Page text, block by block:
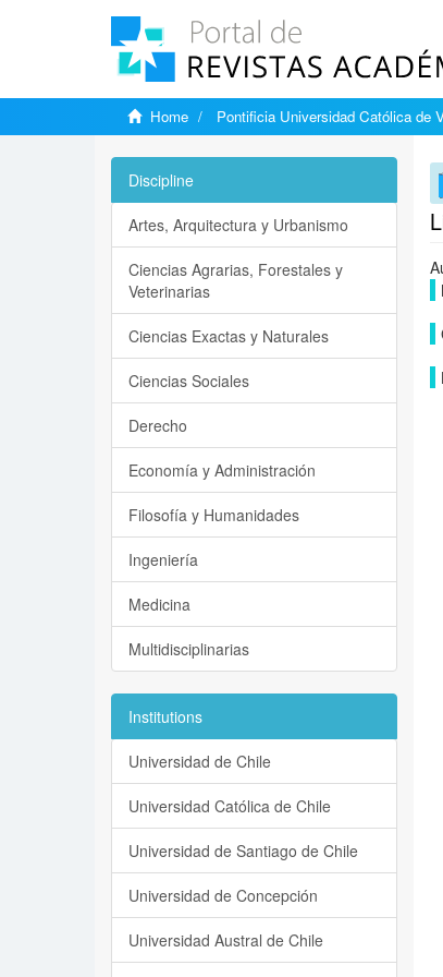
Home Pontificia Universidad Católica de
Discipline
Artes, Arquitectura y Urbanismo
Ciencias Agrarias, Forestales y
Veterinarias
Ciencias Exactas y Naturales
Ciencias Sociales
Derecho
Economía y Administración
Filosofía y Humanidades
Ingeniería
Medicina
Multidisciplinarias
Institutions
Universidad de Chile
Universidad Católica de Chile
Universidad de Santiago de Chile
Universidad de Concepción
Universidad Austral de Chile